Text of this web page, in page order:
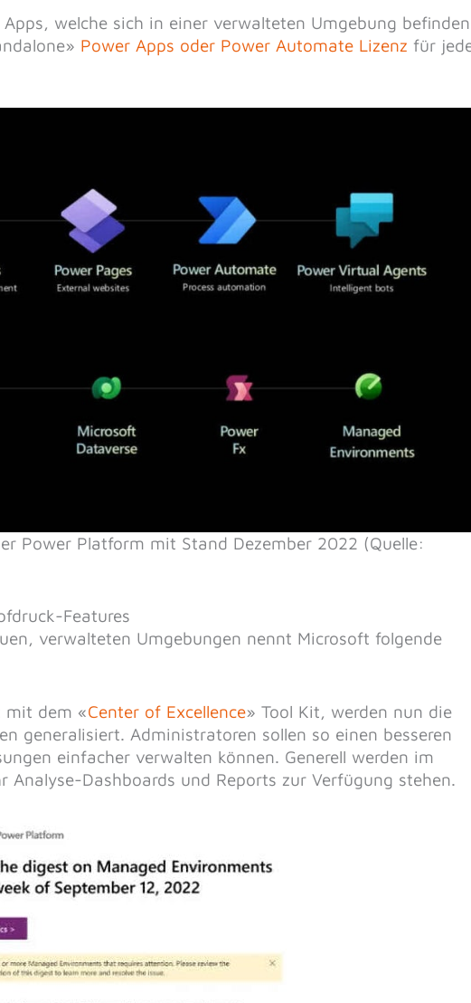
welche sich in einer verwalteten Umgebung
Power Apps oder Power Automate Lizenz für
Power Platform mit Stand Dezember 2022 (Quelle:
Features
verwalteten Umgebungen nennt Microsoft folgende
mit dem «Center of Excellence» Tool Kit, werden nun die
generalisiert. Administratoren sollen so einen besseren
einfacher verwalten können. Generell werden im
Analyse-Dashboards und Reports zur Verfügung stehen.